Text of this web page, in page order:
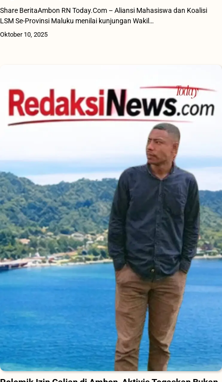
Share BeritaAmbon RN Today.Com – Aliansi Mahasiswa dan Koalisi
LSM Se-Provinsi Maluku menilai kunjungan Wakil…
Oktober 10, 2025